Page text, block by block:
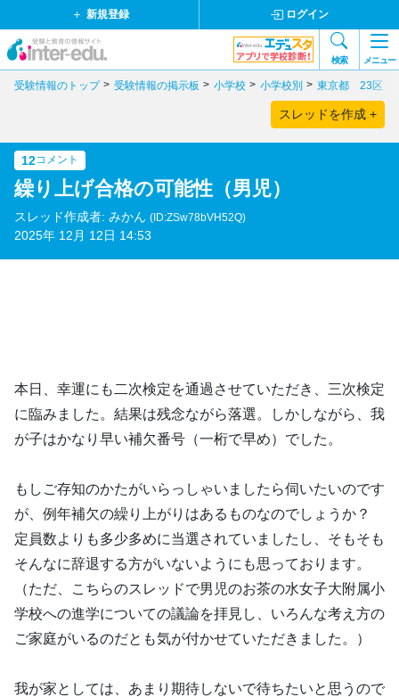
新規登録 ログイン
検索 メニュー
受験情報のトップ 受験情報の掲示板 小学校 小学校別 東京都 23区
スレッドを作成 +
12コメント
繰り上げ合格の可能性（男児）
スレッド作成者: みかん (ID:ZSw78bVH52Q)
2025年 12月 12日 14:53
本日、幸運にも二次検定を通過させていただき、三次検定
に臨みました。結果は残念ながら落選。しかしながら、我
が子はかなり早い補欠番号（一桁で早め）でした。
もしご存知のかたがいらっしゃいましたら伺いたいのです
が、例年補欠の繰り上がりはあるものなのでしょうか？
定員数よりも多少多めに当選されていましたし、そもそも
そんなに辞退する方がいないようにも思っております。
（ただ、こちらのスレッドで男児のお茶の水女子大附属小
学校への進学についての議論を拝見し、いろんな考え方の
ご家庭がいるのだとも気が付かせていただきました。）
我が家としては、あまり期待しないで待ちたいと思うので